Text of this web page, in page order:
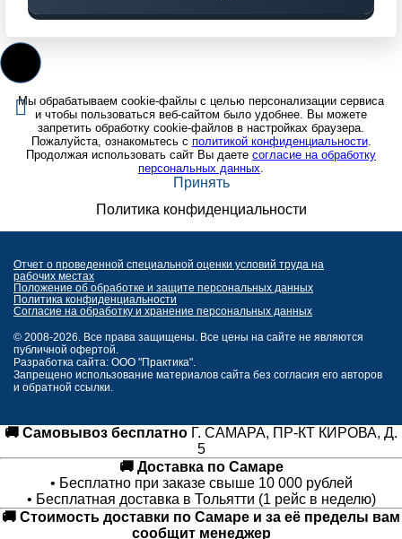
Мы обрабатываем cookie-файлы с целью персонализации сервиса
и чтобы пользоваться веб-сайтом было удобнее. Вы можете
запретить обработку cookie-файлов в настройках браузера.
Пожалуйста, ознакомьтесь с политикой конфиденциальности.
Продолжая использовать сайт Вы даете согласие на обработку
персональных данных.
Принять
Политика конфиденциальности
Отчет о проведенной специальной оценки условий труда на
рабочих местах
Положение об обработке и защите персональных данных
Политика конфиденциальности
Согласие на обработку и хранение персональных данных
© 2008-2026. Все права защищены. Все цены на сайте не являются
публичной офертой.
Разработка сайта: ООО "Практика".
Запрещено использование материалов сайта без согласия его авторов
и обратной ссылки.
🚚 Самовывоз бесплатно Г. САМАРА, ПР-КТ КИРОВА, Д.
5
🚚 Доставка по Самаре
• Бесплатно при заказе свыше 10 000 рублей
• Бесплатная доставка в Тольятти (1 рейс в неделю)
🚚 Стоимость доставки по Самаре и за её пределы вам
сообщит менеджер